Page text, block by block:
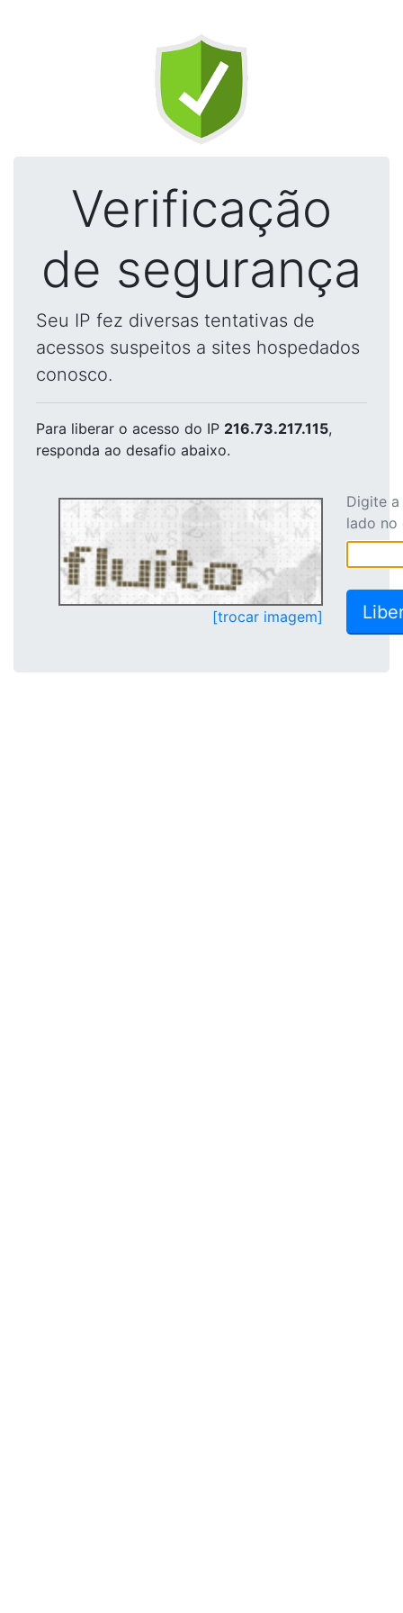
Verificação
de segurança
Seu IP fez diversas tentativas de
acessos suspeitos a sites hospedados
conosco.
Para liberar o acesso do IP 216.73.217.115,
responda ao desafio abaixo.
[trocar imagem]
Digite
lado no